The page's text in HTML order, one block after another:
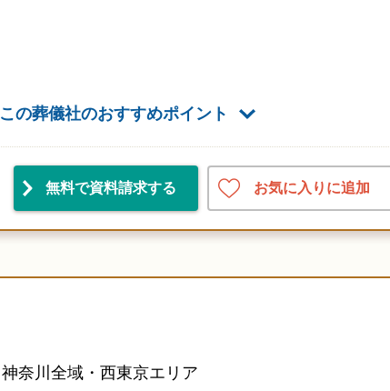
この葬儀社のおすすめポイント
無料で資料請求する お気に入りに追加
神奈川全域・西東京エリア